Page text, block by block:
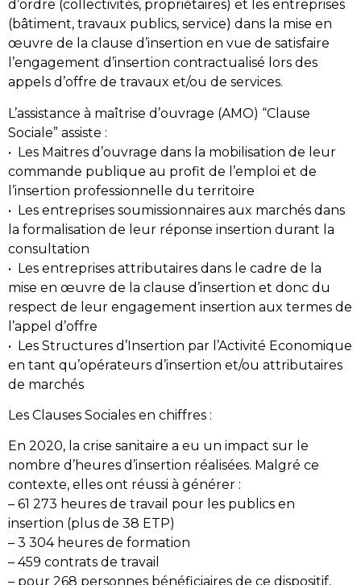
d’ordre (collectivités, propriétaires) et les entreprises
(bâtiment, travaux publics, service) dans la mise en
œuvre de la clause d’insertion en vue de satisfaire
l’engagement d’insertion contractualisé lors des
appels d’offre de travaux et/ou de services.
L’assistance à maîtrise d’ouvrage (AMO) “Clause
Sociale” assiste :
• Les Maitres d’ouvrage dans la mobilisation de leur
commande publique au profit de l’emploi et de
l’insertion professionnelle du territoire
• Les entreprises soumissionnaires aux marchés dans
la formalisation de leur réponse insertion durant la
consultation
• Les entreprises attributaires dans le cadre de la
mise en œuvre de la clause d’insertion et donc du
respect de leur engagement insertion aux termes de
l’appel d’offre
• Les Structures d’Insertion par l’Activité Economique
en tant qu’opérateurs d’insertion et/ou attributaires
de marchés
Les Clauses Sociales en chiffres :
En 2020, la crise sanitaire a eu un impact sur le
nombre d’heures d’insertion réalisées. Malgré ce
contexte, elles ont réussi à générer :
– 61 273 heures de travail pour les publics en
insertion (plus de 38 ETP)
– 3 304 heures de formation
– 459 contrats de travail
– pour 268 personnes bénéficiaires de ce dispositif,